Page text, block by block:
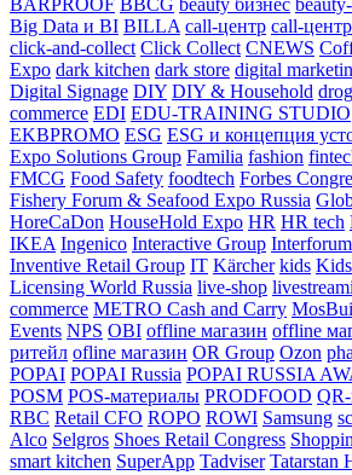
Big Data и BI BILLA call-центр call-
click-and-collect Click Collect CNEWS
Expo dark kitchen dark store digital
Digital Signage DIY DIY & Household
commerce EDI EDU-TRAINING STUDIO
EKBPROMO ESG ESG и концепция
Expo Solutions Group Familia fashion
FMCG Food Safety foodtech Forbes
Fishery Forum & Seafood Expo Russia
HoreCaDon HouseHold Expo HR HR tech
IKEA Ingenico Interactive Group Interforum
Inventive Retail Group IT Kärcher kids
Licensing World Russia live-shop
commerce METRO Cash and Carry
Events NPS OBI offline магазин offline
ритейл ofline магазин OR Group Ozon
POPAI POPAI Russia POPAI RUSSIA
POSM POS-материалы PRODFOOD
RBC Retail CFO ROPO ROWI Samsung
Alco Selgros Shoes Retail Congress
smart kitchen SuperApp Tadviser Tatarstan